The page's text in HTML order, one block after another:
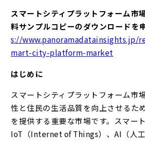
スマートシティプラットフォーム市
料サンプルコピーのダウンロードを
s://www.panoramadatainsights.jp/
mart-city-platform-market
はじめに
スマートシティプラットフォーム市
性と住民の生活品質を向上させるた
を提供する重要な市場です。スマー
IoT（Internet of Things）、AI（人